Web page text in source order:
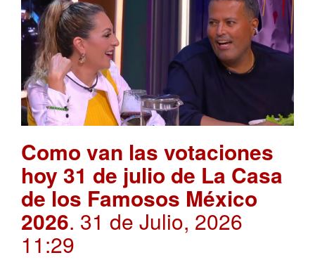
Como van las votaciones
hoy 31 de julio de La Casa
de los Famosos México
2026. 31 de Julio, 2026
11:29